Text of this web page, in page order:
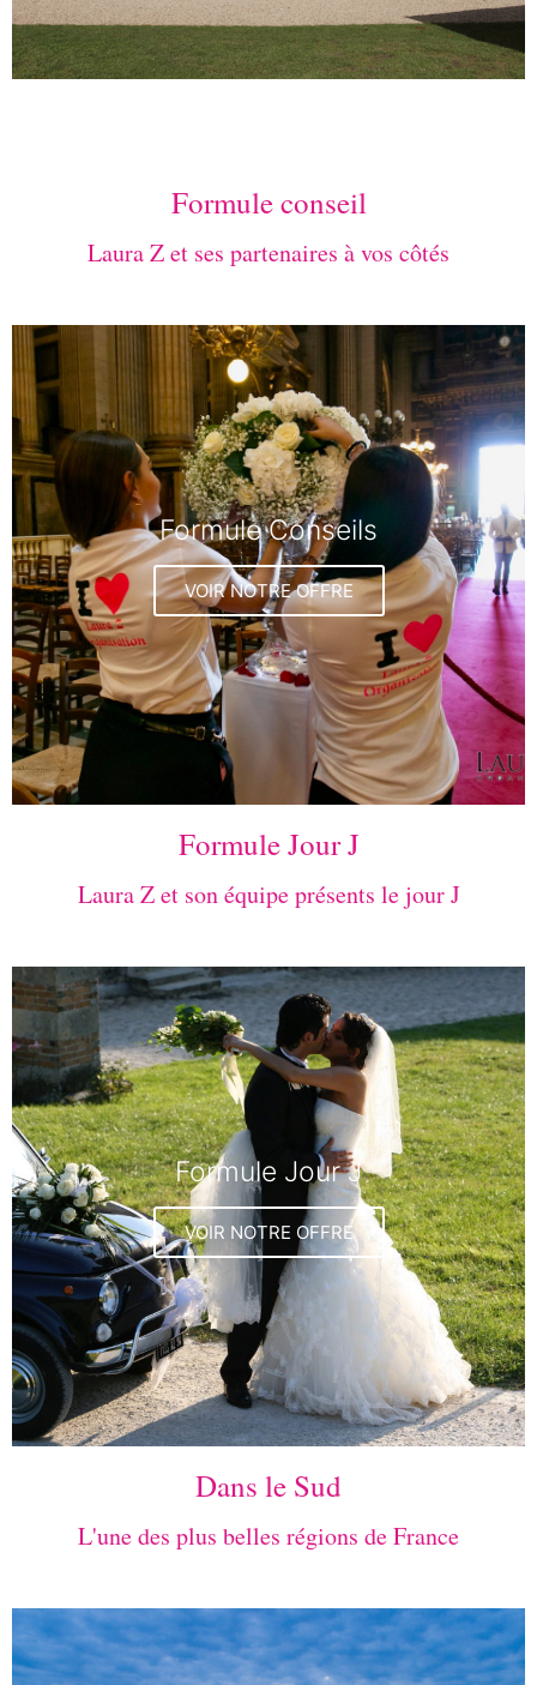
Formule conseil
Laura Z et ses partenaires à vos côtés
Formule Conseils
VOIR NOTRE OFFRE
Formule Jour J
Laura Z et son équipe présents le jour J
Formule Jour J
VOIR NOTRE OFFRE
Dans le Sud
L'une des plus belles régions de France